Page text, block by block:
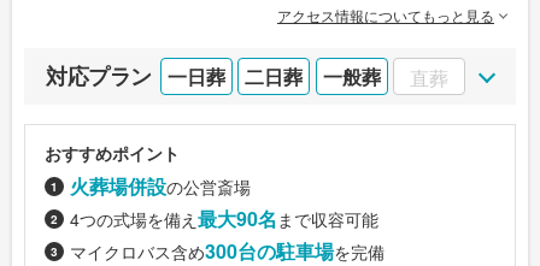
アクセス情報についてもっと見る
対応プラン 一日葬 二日葬 一般葬 直葬
おすすめポイント
火葬場併設の公営斎場
4つの式場を備え 最大90名 まで収容可能
マイクロバス含め300台の駐車場を完備